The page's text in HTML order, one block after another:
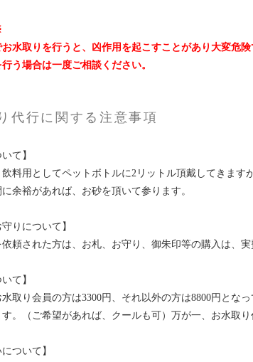
水取りを行うと、凶作用を起こすことがあり大変危険
う場合は一度ご相談ください。
代行に関する注意事項
て】
料用としてペットボトルに2リットル頂戴してきます
余裕があれば、お砂を頂いて参ります。
守りについて】
頼された方は、お札、お守り、御朱印等の購入は、実
て】
取り会員の方は3300円、それ以外の方は8800円とな
す。（ご希望があれば、クールも可）万が一、お水取
ついて】